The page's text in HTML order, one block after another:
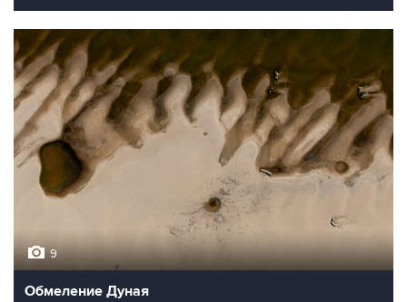
9
Обмеление Дуная